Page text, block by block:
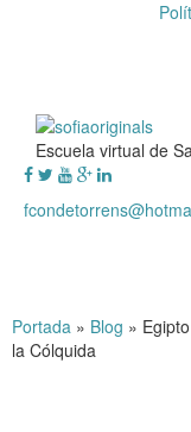
Escuela virtual de
Portada » Blog »
la Cólquida